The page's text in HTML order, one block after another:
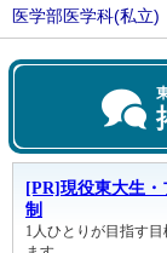
医学部医学科(私立)